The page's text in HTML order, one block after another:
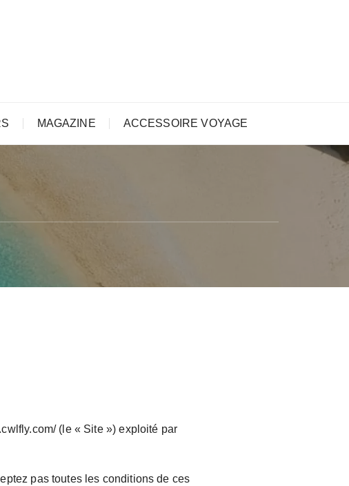
MAGAZINE ACCESSOIRE VOYAGE
(le « Site ») exploité par
pas toutes les conditions de ces